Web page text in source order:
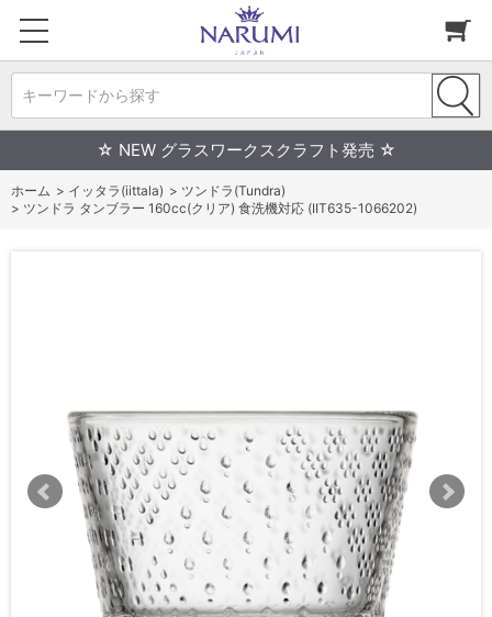
キーワードから探す
☆ NEW グラスワークスクラフト発売 ☆
ホーム > イッタラ(iittala) > ツンドラ(Tundra)
> ツンドラ タンブラー 160cc(クリア) 食洗機対応 (IIT635-1066202)